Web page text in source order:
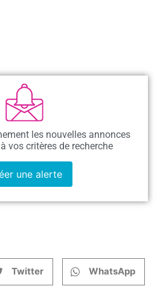
les nouvelles annonces
vos critères de recherche
une alerte
Twitter WhatsApp